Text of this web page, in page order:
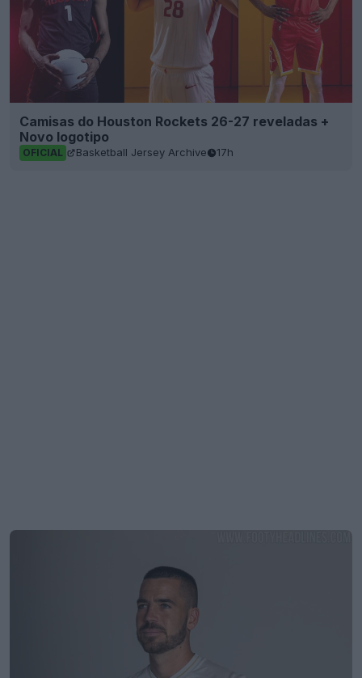
Camisas do Houston Rockets 26-27 reveladas +
Novo logotipo
OFICIAL Basketball Jersey Archive 17h